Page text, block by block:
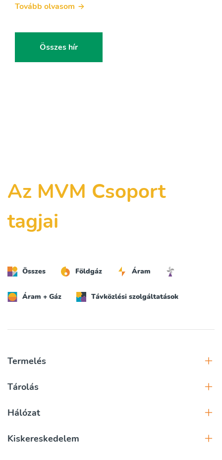
Tovább olvasom
Összes hír
Az MVM Csoport
tagjai
Összes Földgáz Áram
Áram + Gáz Távközlési szolgáltatások
Termelés
Tárolás
Hálózat
Kiskereskedelem